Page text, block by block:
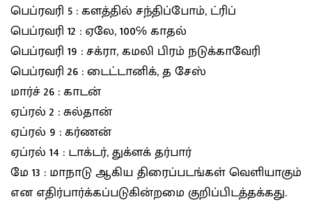
பெப்ரவரி 5 : களத்தில் சந்திப்போம், ட்ரிப்
பெப்ரவரி 12 : ஏலே, 100℅ காதல்
பெப்ரவரி 19 : சக்ரா, கமலி பிரம் நடுக்காவேரி
பெப்ரவரி 26 : டைட்டானிக், த சேஸ்
மார்ச் 26 : காடன்
ஏப்ரல் 2 : சுல்தான்
ஏப்ரல் 9 : கர்ணன்
ஏப்ரல் 14 : டாக்டர், துக்ளக் தர்பார்
மே 13 : மாநாடு ஆகிய திரைப்படங்கள் வெளியாகும்
என எதிர்பார்க்கப்படுகின்றமை குறிப்பிடத்தக்கது.